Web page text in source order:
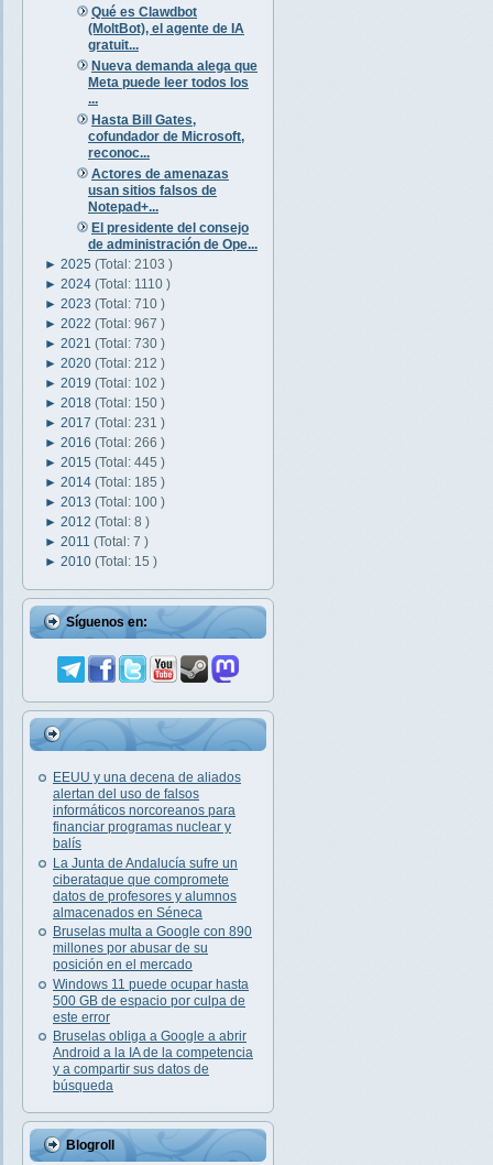
Qué es Clawdbot
(MoltBot), el agente de IA
gratuit...
Nueva demanda alega que
Meta puede leer todos los
...
Hasta Bill Gates,
cofundador de Microsoft,
reconoc...
Actores de amenazas
usan sitios falsos de
Notepad+...
El presidente del consejo
de administración de Ope...
► 2025 (Total: 2103 )
► 2024 (Total: 1110 )
► 2023 (Total: 710 )
► 2022 (Total: 967 )
► 2021 (Total: 730 )
► 2020 (Total: 212 )
► 2019 (Total: 102 )
► 2018 (Total: 150 )
► 2017 (Total: 231 )
► 2016 (Total: 266 )
► 2015 (Total: 445 )
► 2014 (Total: 185 )
► 2013 (Total: 100 )
► 2012 (Total: 8 )
► 2011 (Total: 7 )
► 2010 (Total: 15 )
Síguenos en:
EEUU y una decena de aliados
alertan del uso de falsos
informáticos norcoreanos para
financiar programas nuclear y
balís
La Junta de Andalucía sufre un
ciberataque que compromete
datos de profesores y alumnos
almacenados en Séneca
Bruselas multa a Google con 890
millones por abusar de su
posición en el mercado
Windows 11 puede ocupar hasta
500 GB de espacio por culpa de
este error
Bruselas obliga a Google a abrir
Android a la IA de la competencia
y a compartir sus datos de
búsqueda
Blogroll